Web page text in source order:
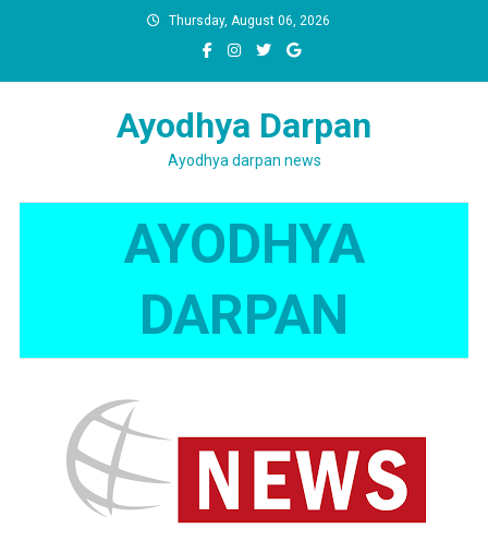
Thursday, August 06, 2026
Ayodhya Darpan
Ayodhya darpan news
AYODHYA
DARPAN